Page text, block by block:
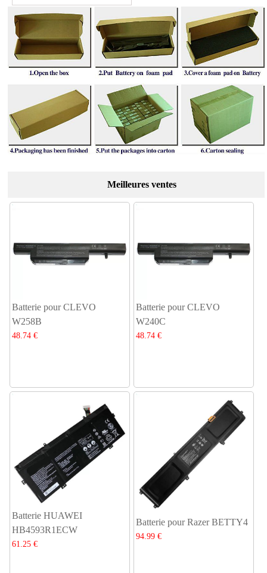
Meilleures ventes
Batterie pour CLEVO
W258B
48.74 €
Batterie pour CLEVO
W240C
48.74 €
Batterie HUAWEI
HB4593R1ECW
61.25 €
Batterie pour Razer BETTY4
94.99 €